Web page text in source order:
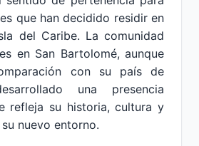
que han decidido residir en
del Caribe. La comunidad
en San Bartolomé, aunque
con su país de
una presencia
refleja su historia, cultura y
nuevo entorno.